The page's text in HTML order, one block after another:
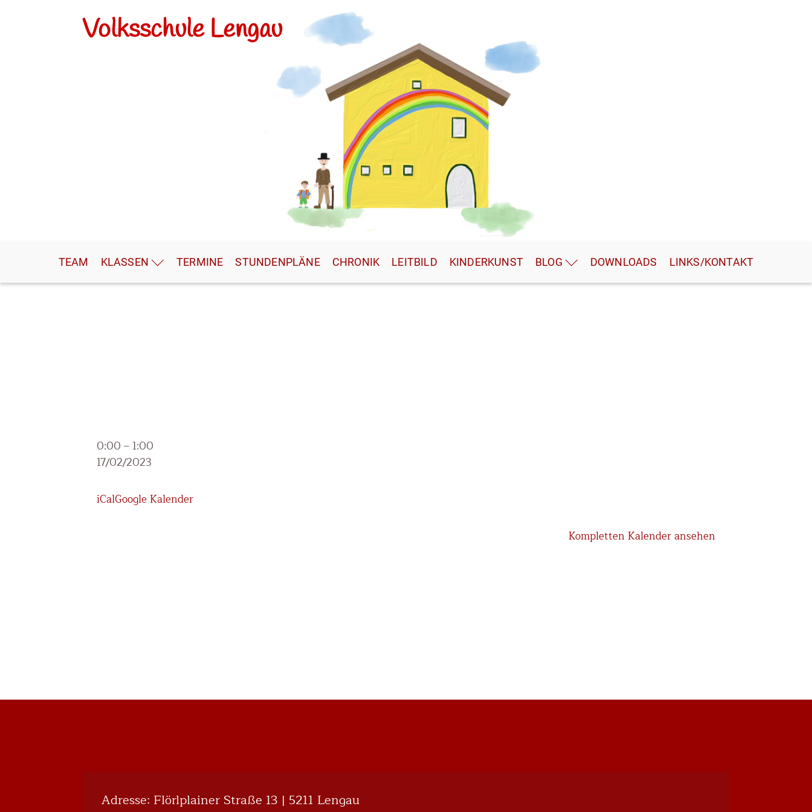
Volksschule Lengau
TEAM KLASSEN TERMINE STUNDENPLÄNE CHRONIK LEITBILD KINDERKUNST BLOG DOWNLOADS LINKS/KONTAKT
Schulnachricht
0:00 – 1:00
17/02/2023
iCalGoogle Kalender
Kompletten Kalender ansehen
Adresse: Flörlplainer Straße 13 | 5211 Lengau